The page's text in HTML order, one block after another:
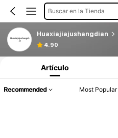
Buscar en la Tienda
Huaxiajiajushangdian
4.90
Artículo
Recommended Most Popular